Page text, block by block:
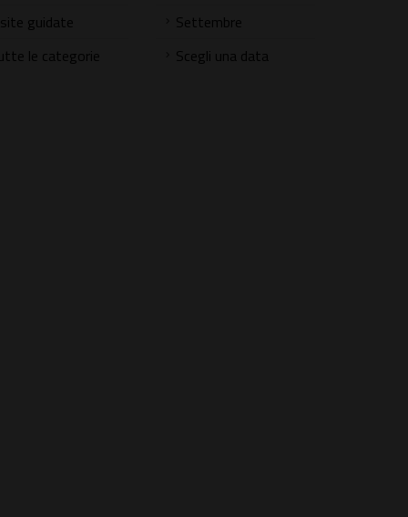
guidate
le categorie
Settembre
Scegli una data